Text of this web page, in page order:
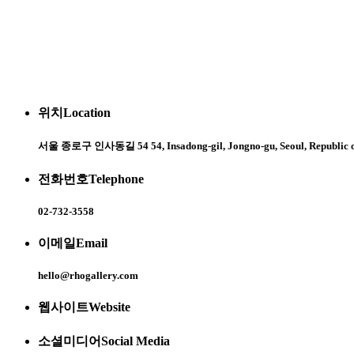
위치 Location
서울 종로구 인사동길 54 54, Insadong-gil, Jongno-gu, Seoul, Republic
전화번호Telephone
02-732-3558
이메일Email
hello@rhogallery.com
웹사이트Website
소셜미디어Social Media